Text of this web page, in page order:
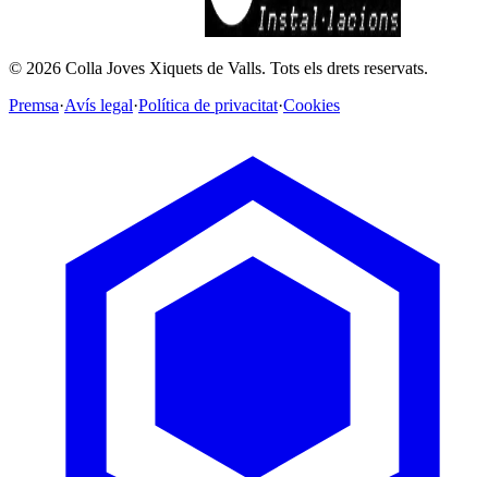
© 2026 Colla Joves Xiquets de Valls. Tots els drets reservats.
Premsa·Avís legal·Política de privacitat·Cookies